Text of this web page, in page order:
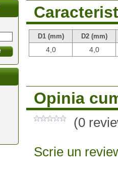
D1 (mm) D2 (mm)
4,0 4,0
Opinia
(0
Scrie un